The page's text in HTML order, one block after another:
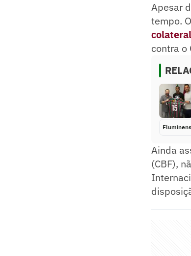
Apesar
tempo.
contra o
Ainda
(CBF),